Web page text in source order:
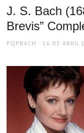
J. S. Bach
Brevis”
AUTHOR
PQPBACH
POSTED
16 DE ABRIL